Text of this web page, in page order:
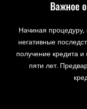
Важное
Начиная процедуру,
негативные
получение кредита и
пяти лет.